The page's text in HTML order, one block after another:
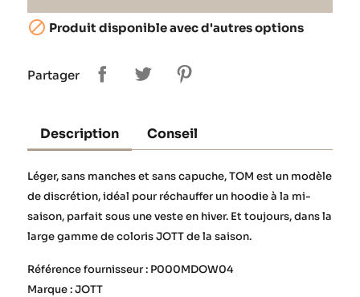
 Produit disponible avec d'autres options
Partager
Description Conseil
Léger, sans manches et sans capuche, TOM est un modèle
de discrétion, idéal pour réchauffer un hoodie à la mi-
saison, parfait sous une veste en hiver. Et toujours, dans la
large gamme de coloris JOTT de la saison.
Référence fournisseur : P000MDOW04
Marque : JOTT